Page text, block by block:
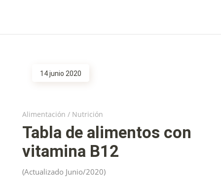
14 junio 2020
Alimentación / Nutrición
Tabla de alimentos con
vitamina B12
(Actualizado Junio/2020)